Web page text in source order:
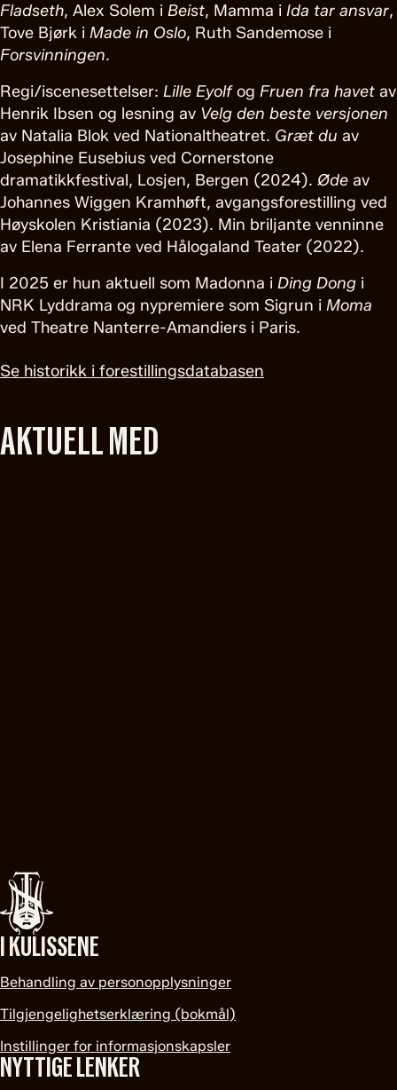
Fladseth, Alex Solem i Beist, Mamma i Ida tar ansvar,
Tove Bjørk i Made in Oslo, Ruth Sandemose i
Forsvinningen.
Regi/iscenesettelser: Lille Eyolfog Fruen fra havet av
Henrik Ibsen og lesning av Velg den beste versjonen
av Natalia Blok ved Nationaltheatret. Græt du av
Josephine Eusebius ved Cornerstone
dramatikkfestival, Losjen, Bergen (2024). Øde av
Johannes Wiggen Kramhøft, avgangsforestilling ved
Høyskolen Kristiania (2023). Min briljante venninne
av Elena Ferrante ved Hålogaland Teater (2022).
I 2025 er hun aktuell som Madonna i Ding Dong i
NRK Lyddrama og nypremiere som Sigrun i Moma
ved Theatre Nanterre-Amandiers i Paris.
Se historikk i forestillingsdatabasen
AKTUELL MED
I KULISSENE
Behandling av personopplysninger
Tilgjengelighetserklæring (bokmål)
Instillinger for informasjonskapsler
NYTTIGE LENKER